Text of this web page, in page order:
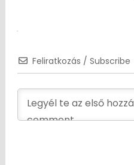
Feliratkozás / Subscribe